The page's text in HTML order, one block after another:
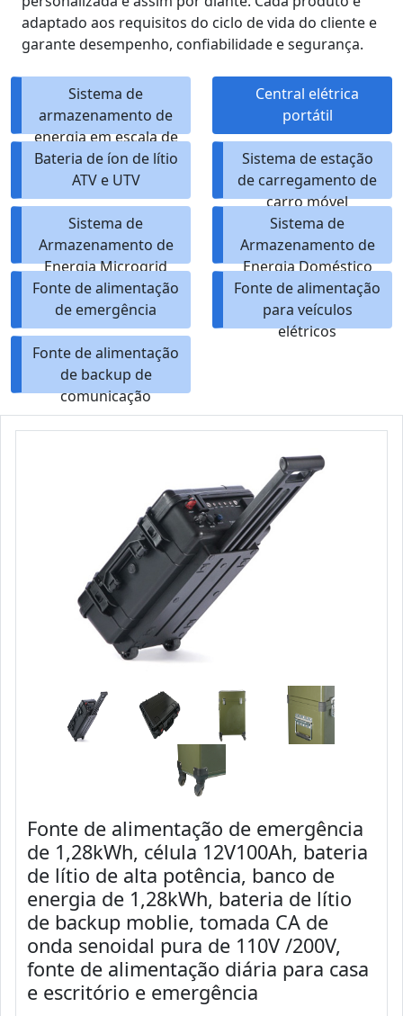
adaptado aos requisitos do ciclo de vida do cliente e
garante desempenho, confiabilidade e segurança.
Sistema de
armazenamento de
energia em escala de
utilidade
Central elétrica
portátil
Bateria de íon de lítio
ATV e UTV
Sistema de estação
de carregamento de
carro móvel
Sistema de
Armazenamento de
Energia Microgrid
ESS
Sistema de
Armazenamento de
Energia Doméstico
Fonte de alimentação
de emergência
Fonte de alimentação
para veículos
elétricos
Fonte de alimentação
de backup de
comunicação
Fonte de alimentação de emergência
de 1,28kWh, célula 12V100Ah, bateria
de lítio de alta potência, banco de
energia de 1,28kWh, bateria de lítio
de backup moblie, tomada CA de
onda senoidal pura de 110V /200V,
fonte de alimentação diária para casa
e escritório e emergência